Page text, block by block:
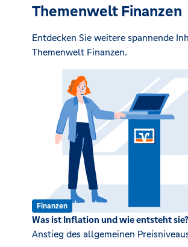
Themenwelt Finanzen
Entdecken Sie weitere spannende
Themenwelt Finanzen.
Finanzen
Was ist Inflation und wie entsteht sie?
Anstieg des allgemeinen